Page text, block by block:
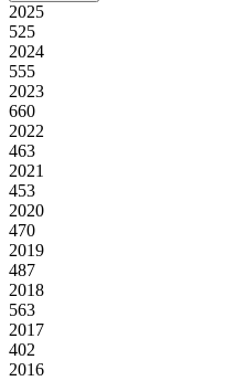
2025
525
2024
555
2023
660
2022
463
2021
453
2020
470
2019
487
2018
563
2017
402
2016